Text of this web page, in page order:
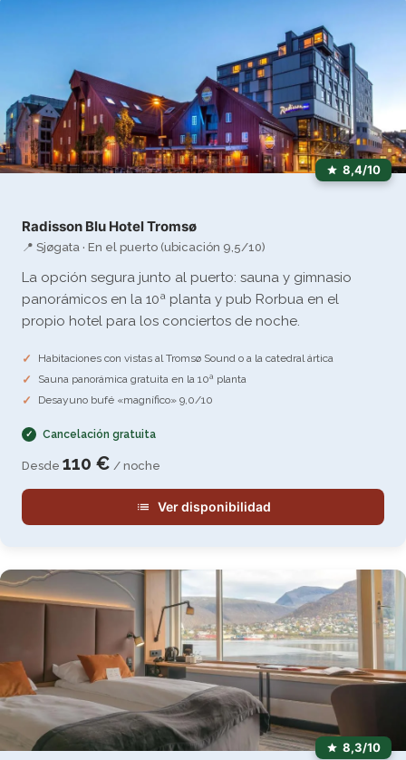
8,4/10
Radisson Blu Hotel Tromsø
📍 Sjøgata · En el puerto (ubicación 9,5/10)
La opción segura junto al puerto: sauna y gimnasio
panorámicos en la 10ª planta y pub Rorbua en el
propio hotel para los conciertos de noche.
Habitaciones con vistas al Tromsø Sound o a la catedral ártica
Sauna panorámica gratuita en la 10ª planta
Desayuno bufé «magnífico» 9,0/10
Cancelación gratuita
Desde 110 € / noche
Ver disponibilidad
8,3/10